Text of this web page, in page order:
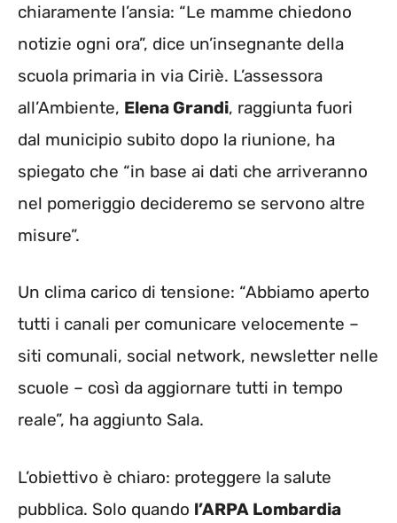
chiaramente l’ansia: “Le mamme chiedono
notizie ogni ora”, dice un’insegnante della
scuola primaria in via Ciriè. L’assessora
all’Ambiente, Elena Grandi, raggiunta fuori
dal municipio subito dopo la riunione, ha
spiegato che “in base ai dati che arriveranno
nel pomeriggio decideremo se servono altre
misure”.
Un clima carico di tensione: “Abbiamo aperto
tutti i canali per comunicare velocemente –
siti comunali, social network, newsletter nelle
scuole – così da aggiornare tutti in tempo
reale”, ha aggiunto Sala.
L’obiettivo è chiaro: proteggere la salute
pubblica. Solo quando l’ARPA Lombardia